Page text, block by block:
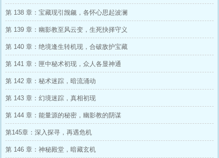
第 138 章：宝藏现引觊觎，各怀心思起波澜
第 139 章：幽影教至风云变，生死抉择守义
第 140 章：绝境逢生转机现，合破敌护宝藏
第 141 章：匣中秘术初现，众人各显神通
第 142 章：秘术迷踪，暗流涌动
第 143 章：幻境迷踪，真相初现
第 144 章：能量源的秘密，幽影教的阴谋
第145章：深入探寻，再遇危机
第 146 章：神秘殿堂，暗藏玄机